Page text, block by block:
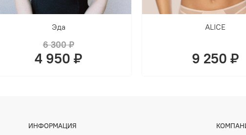
Эда
6 300 ₽
4 950 ₽
ALICE
9 250 ₽
ИНФОРМАЦИЯ